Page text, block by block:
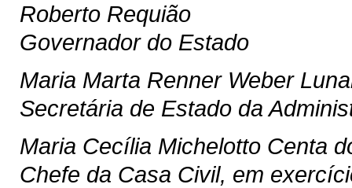
Roberto Requião
Governador do Estado
Maria Marta Renner Weber
Secretária de Estado da
Maria Cecília Michelotto Centa
Chefe da Casa Civil, em